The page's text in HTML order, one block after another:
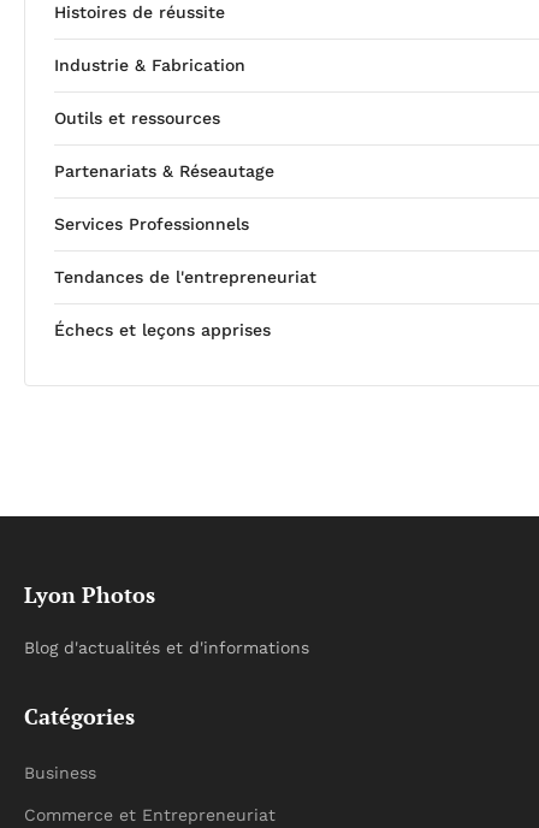
Histoires de réussite
Industrie & Fabrication
Outils et ressources
Partenariats & Réseautage
Services Professionnels
Tendances de l'entrepreneuriat
Échecs et leçons apprises
Lyon Photos
Blog d'actualités et d'informations
Catégories
Business
Commerce et Entrepreneuriat